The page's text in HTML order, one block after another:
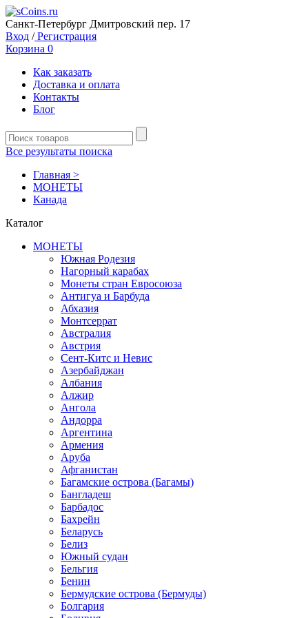
Санкт-Петербург Дмитровский пер. 17
Вход /Регистрация
Корзина 0
Как заказать
Доставка и оплата
Контакты
Блог
Все результаты поиска
Главная >
MОНЕТЫ
Канада
Каталог
MОНЕТЫ
Южная Родезия
Нагорный карабах
Монеты стран Евросоюза
Антигуа и Барбуда
Абхазия
Монтсеррат
Австралия
Австрия
Сент-Китс и Невис
Азербайджан
Албания
Алжир
Ангола
Андорра
Аргентина
Армения
Аруба
Афганистан
Багамские острова (Багамы)
Бангладеш
Барбадос
Бахрейн
Беларусь
Белиз
Южный судан
Бельгия
Бенин
Бермудские острова (Бермуды)
Болгария